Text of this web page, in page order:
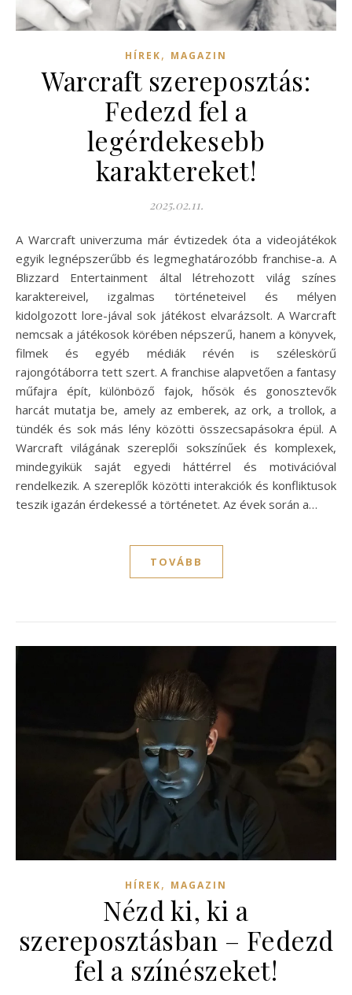
HÍREK, MAGAZIN
Warcraft szereposztás:
Fedezd fel a
legérdekesebb
karaktereket!
2025.02.11.
A Warcraft univerzuma már évtizedek óta a videojátékok
egyik legnépszerűbb és legmeghatározóbb franchise-a. A
Blizzard Entertainment által létrehozott világ színes
karaktereivel, izgalmas történeteivel és mélyen
kidolgozott lore-jával sok játékost elvarázsolt. A Warcraft
nemcsak a játékosok körében népszerű, hanem a könyvek,
filmek és egyéb médiák révén is széleskörű
rajongótáborra tett szert. A franchise alapvetően a fantasy
műfajra épít, különböző fajok, hősök és gonosztevők
harcát mutatja be, amely az emberek, az ork, a trollok, a
tündék és sok más lény közötti összecsapásokra épül. A
Warcraft világának szereplői sokszínűek és komplexek,
mindegyikük saját egyedi háttérrel és motivációval
rendelkezik. A szereplők közötti interakciók és konfliktusok
teszik igazán érdekessé a történetet. Az évek során a…
TOVÁBB
HÍREK, MAGAZIN
Nézd ki, ki a
szereposztásban – Fedezd
fel a színészeket!